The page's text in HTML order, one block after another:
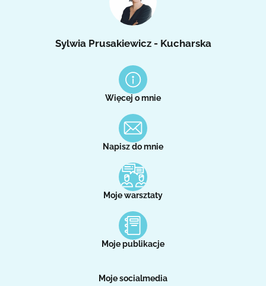
Sylwia Prusakiewicz - Kucharska
Więcej o mnie
Napisz do mnie
Moje warsztaty
Moje publikacje
Moje socialmedia